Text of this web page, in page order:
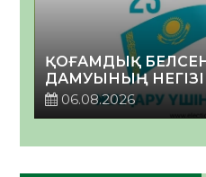
ҚОҒАМДЫҚ
ДАМУЫНЫҢ НЕГІЗІ
06.08.2026